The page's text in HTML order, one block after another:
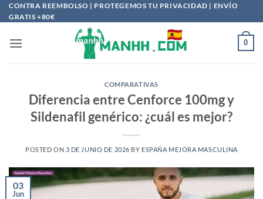
Saltar
al
CONTRA REEMBOLSO | PROTEGEMOS TU PRIVACIDAD | ENVÍO
GRATIS +80€
0
COMPARATIVAS
Diferencia entre Cenforce 100mg y
Sildenafil genérico: ¿cuál es mejor?
POSTED ON 3 DE JUNIO DE 2026 BY ESPAÑA MEJORA MASCULINA
03
Jun